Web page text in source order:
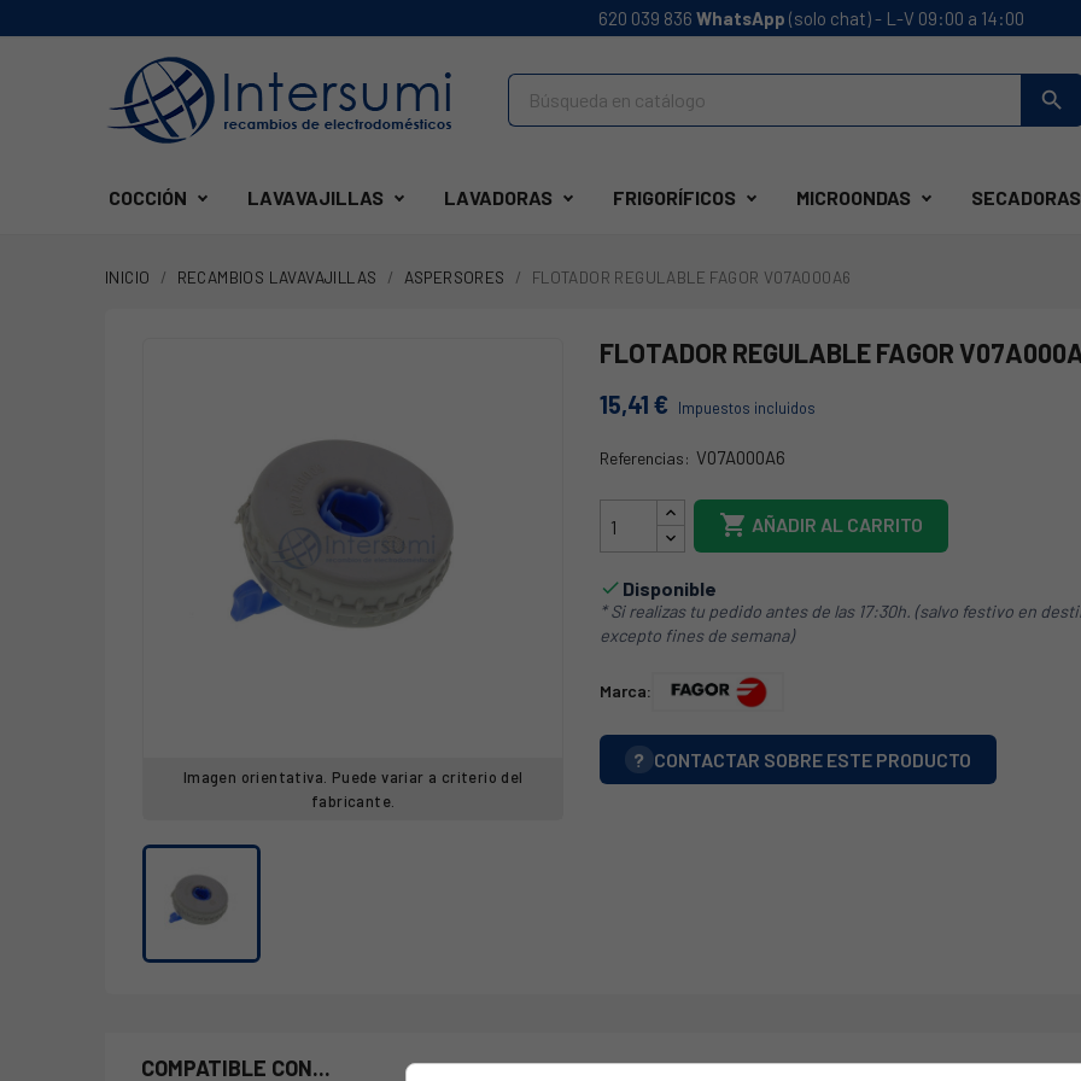
620 039 836 WhatsApp (solo chat) - L-V 09:00 a 14:00
search
COCCIÓN LAVAVAJILLAS LAVADORAS FRIGORÍFICOS MICROONDAS SECADORAS
INICIO RECAMBIOS LAVAVAJILLAS ASPERSORES FLOTADOR REGULABLE FAGOR V07A000A6
Imagen orientativa. Puede variar a criterio del
fabricante.
FLOTADOR REGULABLE FAGOR
15,41 € Impuestos incluidos
Referencias: V07A000A6
21FA0304
 AÑADIR AL CARRITO
 Disponible
* Si realizas tu pedido antes de las 17:30h. (salvo festivo en
excepto fines de semana)
Marca:
? CONTACTAR SOBRE ESTE PRODUCTO
COMPATIBLE CON...